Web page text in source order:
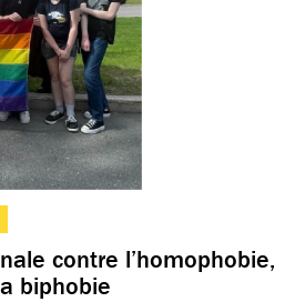
contre l’homophobie,
biphobie